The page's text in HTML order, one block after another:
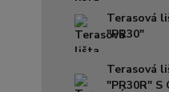
Terasová
"PR30"
Terasová
"PR30R" S